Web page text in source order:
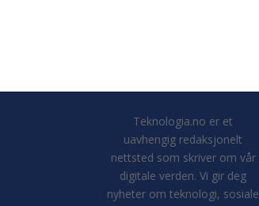
Teknologia.no er et
uavhengig redaksjonelt
nettsted som skriver om vår
digitale verden. Vi gir deg
nyheter om teknologi, sosiale